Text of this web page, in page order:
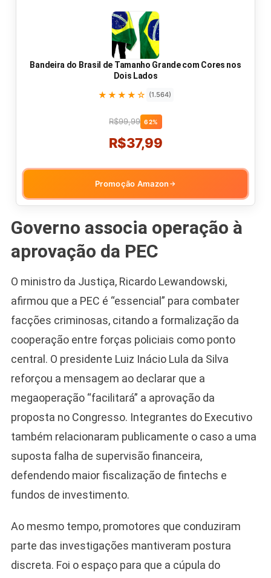
Bandeira do Brasil de Tamanho Grande com Cores nos
Dois Lados
★★★★☆ (1.564)
R$99,99 62%
R$37,99
Promoção Amazon →
Governo associa operação à
aprovação da PEC
O ministro da Justiça, Ricardo Lewandowski,
afirmou que a PEC é “essencial” para combater
facções criminosas, citando a formalização da
cooperação entre forças policiais como ponto
central. O presidente Luiz Inácio Lula da Silva
reforçou a mensagem ao declarar que a
megaoperação “facilitará” a aprovação da
proposta no Congresso. Integrantes do Executivo
também relacionaram publicamente o caso a uma
suposta falha de supervisão financeira,
defendendo maior fiscalização de fintechs e
fundos de investimento.
Ao mesmo tempo, promotores que conduziram
parte das investigações mantiveram postura
discreta. Foi o espaço para que a cúpula do